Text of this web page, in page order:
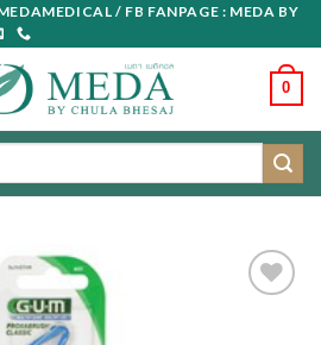
/ FB FANPAGE : MEDA BY
0